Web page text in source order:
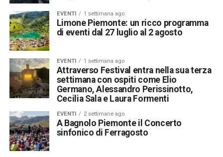
EVENTI 1 settimana ago
Limone Piemonte: un ricco programma
di eventi dal 27 luglio al 2 agosto
EVENTI 1 settimana ago
Attraverso Festival entra nella sua terza
settimana con ospiti come Elio
Germano, Alessandro Perissinotto,
Cecilia Sala e Laura Formenti
EVENTI 2 settimane ago
A Bagnolo Piemonte il Concerto
sinfonico di Ferragosto